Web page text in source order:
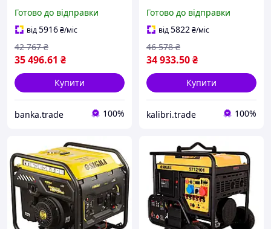
виведенням під АВР
SIGMA (5710771) Banka -
Твій Вибір
Готово до відправки
від5916₴/міс
35 496.61 ₴
42 767 ₴
Купити
banka.trade 100%
з виведенням під АВР
SIGMA (5710771) Hatka -
Те Що Треба
Готово до відправки
від5822₴/міс
34 933.50₴
46 578 ₴
Купити
kalibri.trade 100%